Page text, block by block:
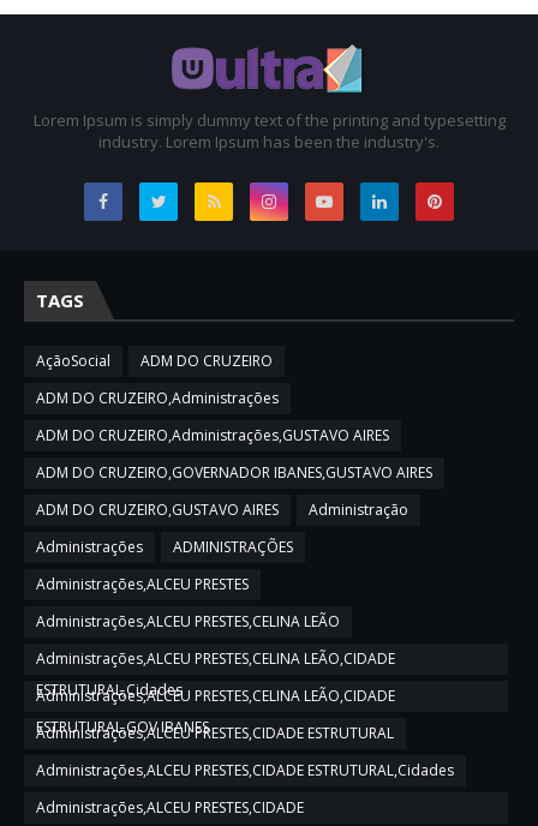
Lorem Ipsum is simply dummy text of the printing and typesetting
industry. Lorem Ipsum has been the industry's.
TAGS
AçãoSocial
ADM DO CRUZEIRO
ADM DO CRUZEIRO,Administrações
ADM DO CRUZEIRO,Administrações,GUSTAVO AIRES
ADM DO CRUZEIRO,GOVERNADOR IBANES,GUSTAVO AIRES
ADM DO CRUZEIRO,GUSTAVO AIRES
Administração
Administrações
ADMINISTRAÇÕES
Administrações,ALCEU PRESTES
Administrações,ALCEU PRESTES,CELINA LEÃO
Administrações,ALCEU PRESTES,CELINA LEÃO,CIDADE
ESTRUTURAL,Cidades
Administrações,ALCEU PRESTES,CELINA LEÃO,CIDADE
ESTRUTURAL,GOV IBANES
Administrações,ALCEU PRESTES,CIDADE ESTRUTURAL
Administrações,ALCEU PRESTES,CIDADE ESTRUTURAL,Cidades
Administrações,ALCEU PRESTES,CIDADE